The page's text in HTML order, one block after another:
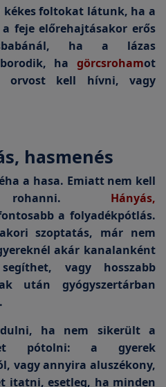
kékes foltokat látunk, ha a
a feje előrehajtásakor erős
ha a lázas
ha görcsrohamot
orvost kell hívni, vagy
hasmenés
a hasa. Emiatt nem kell
rohanni.
Hányás,
a folyadékpótlás.
szoptatás, már nem
akár kanalanként
vagy hosszabb
után gyógyszertárban
ha nem sikerült a
pótolni: a gyerek
vagy annyira aluszékony,
esetleg, ha minden